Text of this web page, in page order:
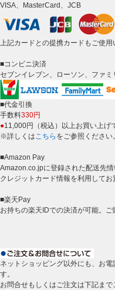
VISA、MasterCard、JCB
上記カードとの提携カードもご使用
■コンビニ決済
セブンイレブン、ローソン、ファ
■代金引換
手数料330円
●11,000円（税込）以上お買い上げ
※詳しくはこちら をご参照ください。
■Amazon Pay
Amazon.co.jpに登録された配送先
クレジットカード情報を利用してお
■楽天Pay
お持ちの楽天IDでの決済が可能。ご
ネットショッピング以外にも、お
す。
お問合せもしくはご注文は下記まで